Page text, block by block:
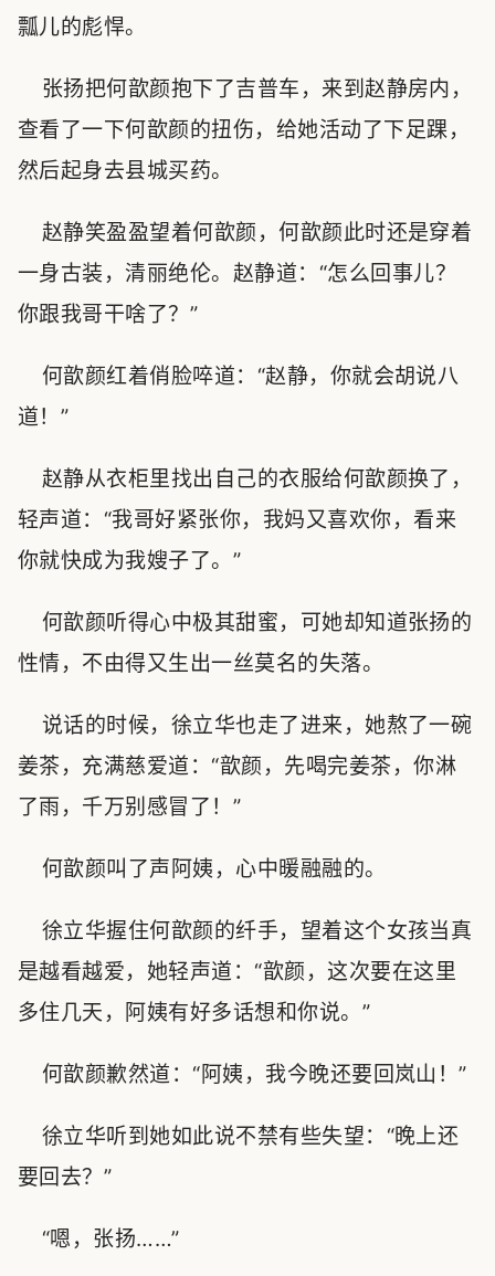
瓢儿的彪悍。
张扬把何歆颜抱下了吉普车，来到赵静房内，
查看了一下何歆颜的扭伤，给她活动了下足踝，
然后起身去县城买药。
赵静笑盈盈望着何歆颜，何歆颜此时还是穿着
一身古装，清丽绝伦。赵静道：“怎么回事儿？
你跟我哥干啥了？”
何歆颜红着俏脸啐道：“赵静，你就会胡说八
道！”
赵静从衣柜里找出自己的衣服给何歆颜换了，
轻声道：“我哥好紧张你，我妈又喜欢你，看来
你就快成为我嫂子了。”
何歆颜听得心中极其甜蜜，可她却知道张扬的
性情，不由得又生出一丝莫名的失落。
说话的时候，徐立华也走了进来，她熬了一碗
姜茶，充满慈爱道：“歆颜，先喝完姜茶，你淋
了雨，千万别感冒了！”
何歆颜叫了声阿姨，心中暖融融的。
徐立华握住何歆颜的纤手，望着这个女孩当真
是越看越爱，她轻声道：“歆颜，这次要在这里
多住几天，阿姨有好多话想和你说。”
何歆颜歉然道：“阿姨，我今晚还要回岚山！”
徐立华听到她如此说不禁有些失望：“晚上还
要回去？”
“嗯，张扬……”